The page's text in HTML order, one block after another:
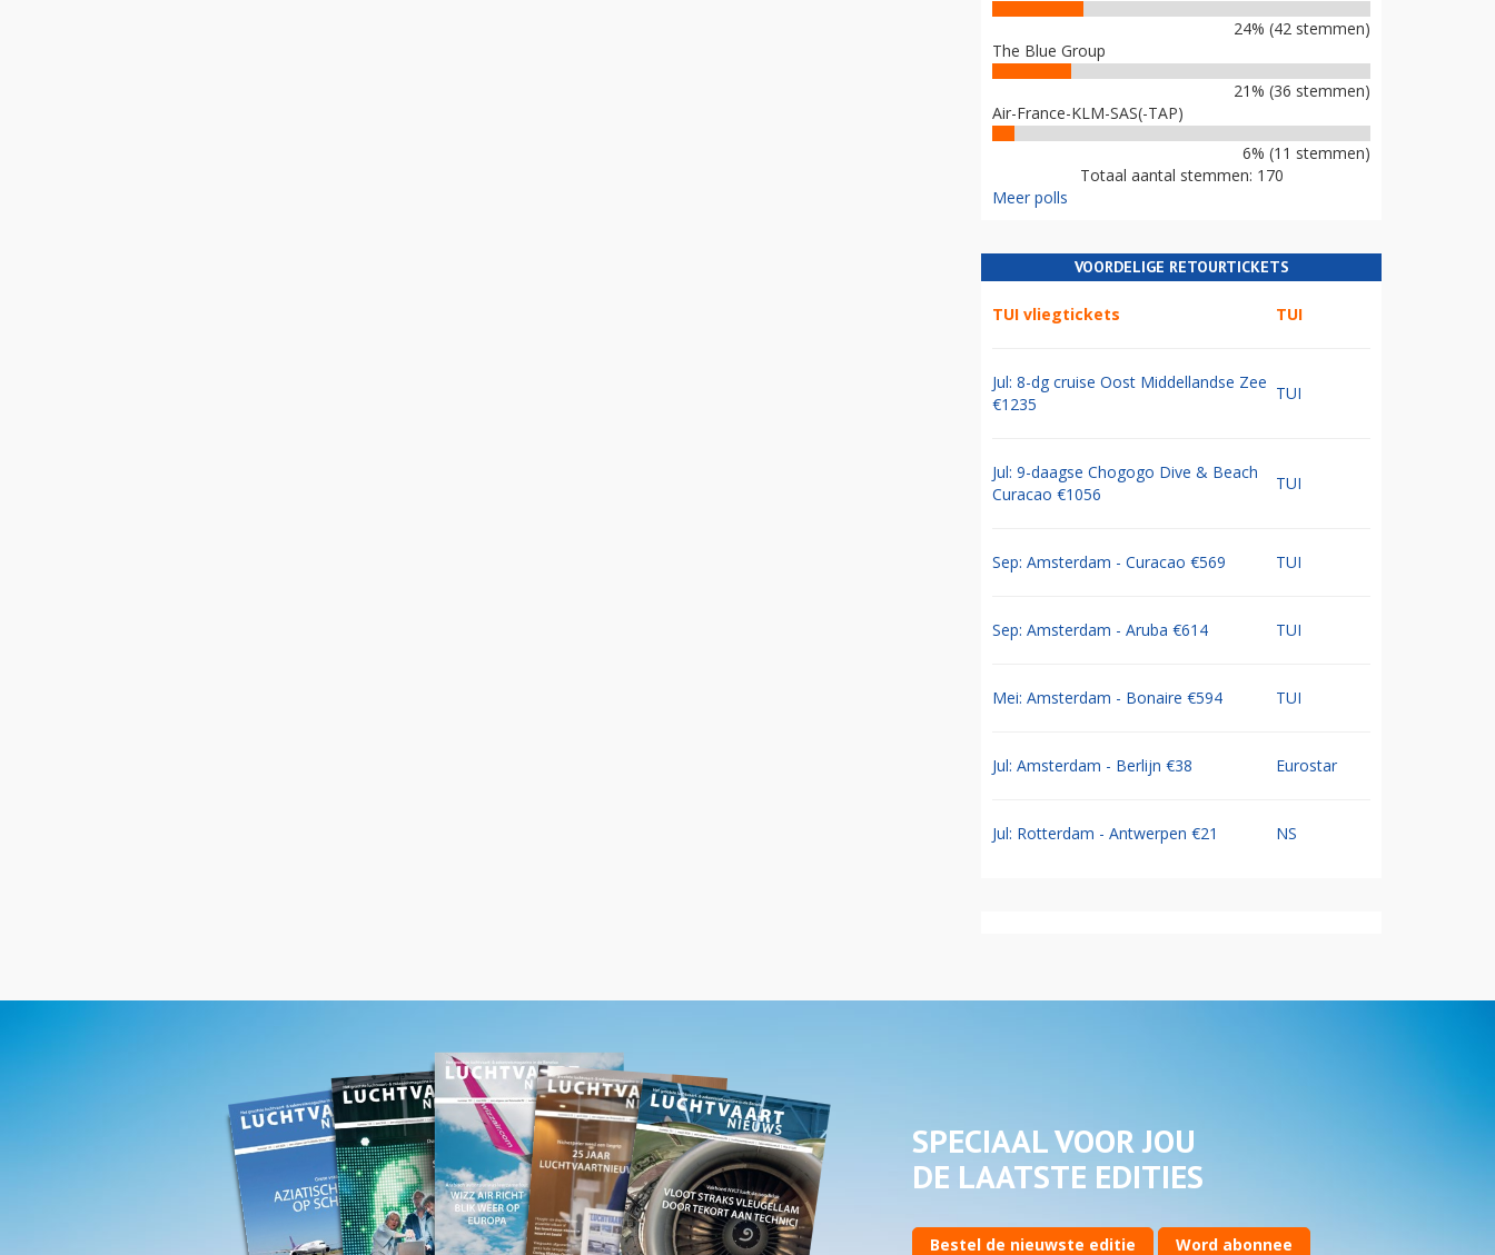
24% (42 stemmen)
The Blue Group
21% (36 stemmen)
Air-France-KLM-SAS(-TAP)
6% (11 stemmen)
Totaal aantal stemmen: 170
Meer polls
VOORDELIGE RETOURTICKETS
TUI vliegtickets TUI
Jul: 8-dg cruise Oost Middellandse Zee
€1235
TUI
Jul: 9-daagse Chogogo Dive & Beach
Curacao €1056
TUI
Sep: Amsterdam - Curacao €569 TUI
Sep: Amsterdam - Aruba €614 TUI
Mei: Amsterdam - Bonaire €594 TUI
Jul: Amsterdam - Berlijn €38 Eurostar
Jul: Rotterdam - Antwerpen €21 NS
SPECIAAL VOOR JOU
DE LAATSTE EDITIES
Bestel de nieuwste editie Word abonnee